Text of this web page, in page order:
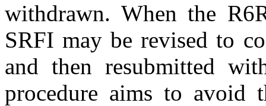
withdrawn. When the
SRFI may be revised to
and then resubmitted
procedure aims to avoid